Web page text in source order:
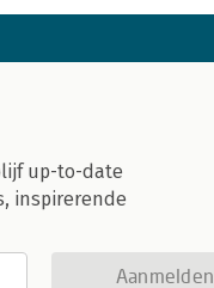
up-to-date
inspirerende
Aanmelden